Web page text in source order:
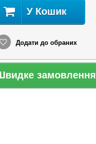
У Кошик
Додати до обраних
замовлення